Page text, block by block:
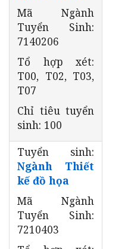
Mã Ngành
Tuyển Sinh:
7140206
Tổ hợp xét:
T00, T02, T03,
T07
Chỉ tiêu tuyển
sinh: 100
Tuyển sinh:
Ngành Thiết
kế đồ họa
Mã Ngành
Tuyển Sinh:
7210403